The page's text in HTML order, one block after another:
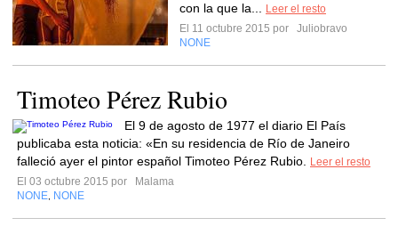
con la que la...
Leer el resto
El 11 octubre 2015 por
Juliobravo
NONE
Timoteo Pérez Rubio
El 9 de agosto de 1977 el diario El País
publicaba esta noticia: «En su residencia de Río de Janeiro
falleció ayer el pintor español Timoteo Pérez Rubio.
Leer el resto
El 03 octubre 2015 por
Malama
NONE NONE